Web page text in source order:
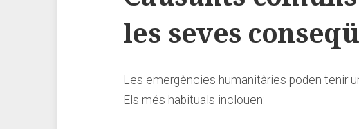
les seves
Les emergències humanitàries poden tenir
Els més‍ habituals inclouen: